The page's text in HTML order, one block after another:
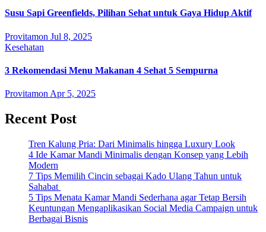
Susu Sapi Greenfields, Pilihan Sehat untuk Gaya Hidup Aktif
Provitamon Jul 8, 2025
Kesehatan
3 Rekomendasi Menu Makanan 4 Sehat 5 Sempurna
Provitamon Apr 5, 2025
Recent Post
Tren Kalung Pria: Dari Minimalis hingga Luxury Look
4 Ide Kamar Mandi Minimalis dengan Konsep yang Lebih
Modern
7 Tips Memilih Cincin sebagai Kado Ulang Tahun untuk
Sahabat
5 Tips Menata Kamar Mandi Sederhana agar Tetap Bersih
Keuntungan Mengaplikasikan Social Media Campaign untuk
Berbagai Bisnis